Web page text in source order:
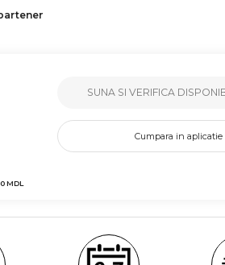
MDL
SUNA SI VERIFICA
Cumpara in aplicatie